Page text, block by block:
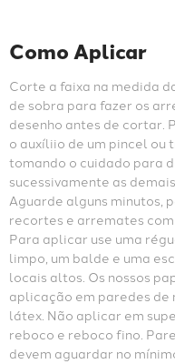
Como Aplicar
Corte a faixa na medida
de sobra para fazer os
desenho antes de cortar.
o auxíliio de um pincel ou
tomando o cuidado para
sucessivamente as
Aguarde alguns minutos,
recortes e arremates
Para aplicar use uma
limpo, um balde e uma
locais altos. Os nossos
aplicação em paredes de
látex. Não aplicar em
reboco e reboco fino.
devem aguardar no